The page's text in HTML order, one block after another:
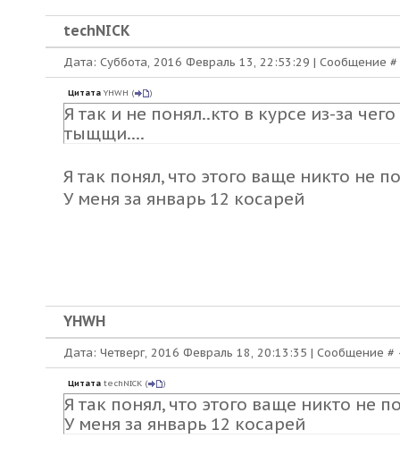
techNICK
Дата: Суббота, 2016 Февраль 13, 22:53:29 | Сообщение #
Цитата YHWH ( )
Я так и не понял..кто в курсе из-за
тыщщи....
Я так понял, что этого ваще никто не
У меня за январь 12 косарей
YHWH
Дата: Четверг, 2016 Февраль 18, 20:13:35 | Сообщение #
Цитата techNICK ( )
Я так понял, что этого ваще никто не
У меня за январь 12 косарей